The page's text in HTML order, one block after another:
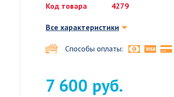
Код товара
4279
Все характеристики
Способы оплаты:
7 600 руб.